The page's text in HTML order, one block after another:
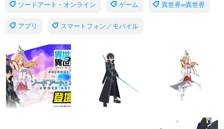
ソードアート・オンライン ゲーム 異世界∞異世界
アプリ スマートフォン／モバイル